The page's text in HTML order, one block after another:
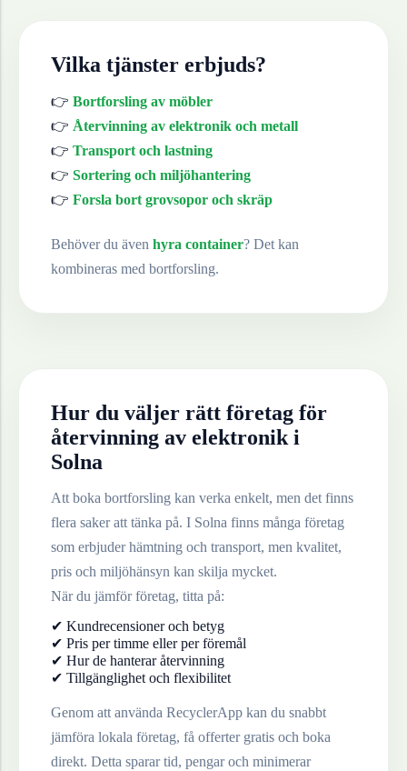
Vilka tjänster erbjuds?
👉 Bortforsling av möbler
👉 Återvinning av elektronik och metall
👉 Transport och lastning
👉 Sortering och miljöhantering
👉 Forsla bort grovsopor och skräp
Behöver du även hyra container? Det kan
kombineras med bortforsling.
Hur du väljer rätt företag för
återvinning av elektroniki
Solna
Att boka bortforsling kan verka enkelt, men det finns
flera saker att tänka på. I Solna finns många företag
som erbjuder hämtning och transport, men kvalitet,
pris och miljöhänsyn kan skilja mycket.
När du jämför företag, titta på:
✔ Kundrecensioner och betyg
✔ Pris per timme eller per föremål
✔ Hur de hanterar återvinning
✔ Tillgänglighet och flexibilitet
Genom att använda RecyclerApp kan du snabbt
jämföra lokala företag, få offerter gratis och boka
direkt. Detta sparar tid, pengar och minimerar